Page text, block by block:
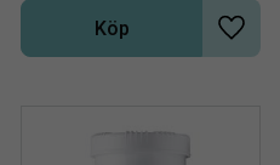
till i önskelista Lägg
Köp